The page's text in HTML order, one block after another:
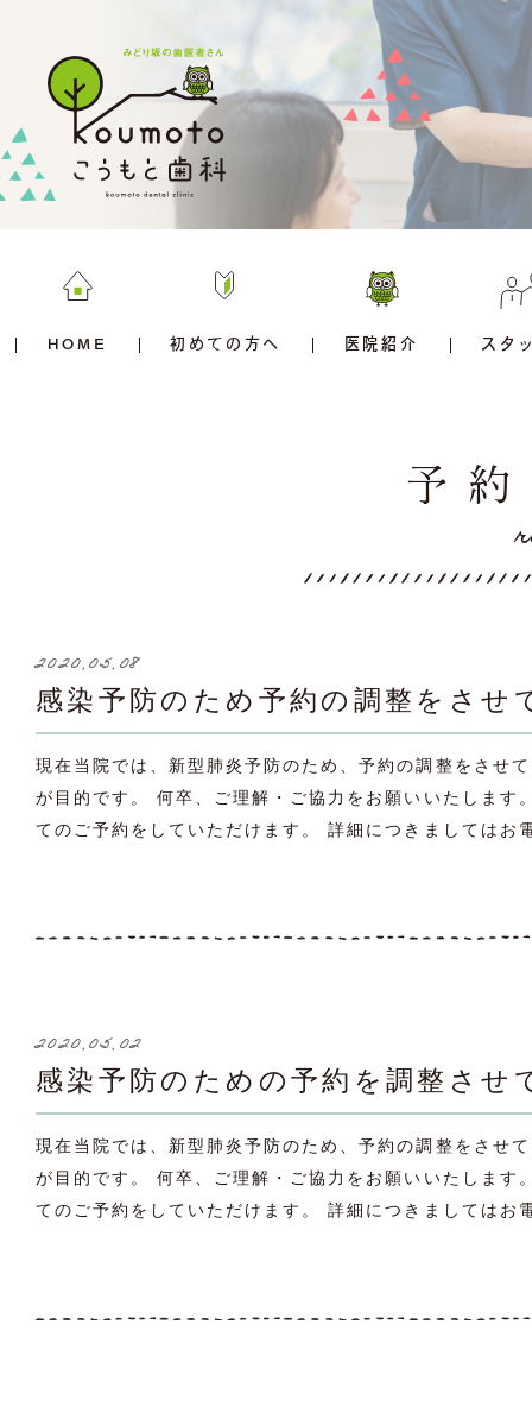
HOME 初めての方へ 医院紹介 スタ
予
2020.05.08
感染予防のため予約の調整をさせ
現在当院では、新型肺炎予防のため、予約の調整をさせ
が目的です。 何卒、ご理解・ご協力をお願いいたしま
てのご予約をしていただけます。 詳細につきましてはお
2020.05.02
感染予防のための予約を調整させ
現在当院では、新型肺炎予防のため、予約の調整をさせ
が目的です。 何卒、ご理解・ご協力をお願いいたしま
てのご予約をしていただけます。 詳細につきましてはお